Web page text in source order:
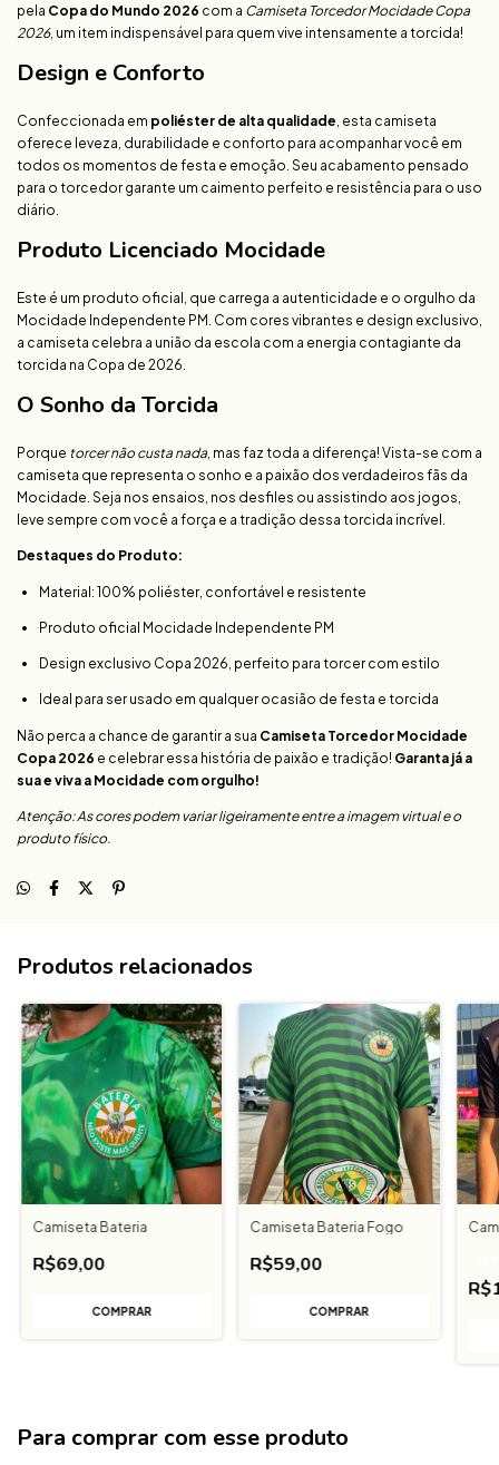
pela Copa do Mundo 2026 com a Camiseta Torcedor Mocidade Copa
2026, um item indispensável para quem vive intensamente a torcida!
Design e Conforto
Confeccionada em poliéster de alta qualidade , esta camiseta
oferece leveza, durabilidade e conforto para acompanhar você em
todos os momentos de festa e emoção. Seu acabamento pensado
para o torcedor garante um caimento perfeito e resistência para o uso
diário.
Produto Licenciado Mocidade
Este é um produto oficial, que carrega a autenticidade e o orgulho da
Mocidade Independente PM. Com cores vibrantes e design exclusivo,
a camiseta celebra a união da escola com a energia contagiante da
torcida na Copa de 2026.
O Sonho da Torcida
Porque torcer não custa nada , mas faz toda a diferença! Vista-se com a
camiseta que representa o sonho e a paixão dos verdadeiros fãs da
Mocidade. Seja nos ensaios, nos desfiles ou assistindo aos jogos,
leve sempre com você a força e a tradição dessa torcida incrível.
Destaques do Produto:
Material: 100% poliéster, confortável e resistente
Produto oficial Mocidade Independente PM
Design exclusivo Copa 2026, perfeito para torcer com estilo
Ideal para ser usado em qualquer ocasião de festa e torcida
Não perca a chance de garantir a sua Camiseta Torcedor Mocidade
Copa 2026 e celebrar essa história de paixão e tradição! Garanta já a
sua e viva a Mocidade com orgulho!
Atenção: As cores podem variar ligeiramente entre a imagem virtual e o
produto físico.
Produtos relacionados
Camiseta Bateria
R$69,00
COMPRAR
Camiseta Bateria Fogo
R$59,00
COMPRAR
Para comprar com esse produto